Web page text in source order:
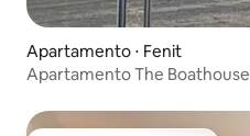
Apartamento ⋅ Fenit
Apartamento The Boathouse